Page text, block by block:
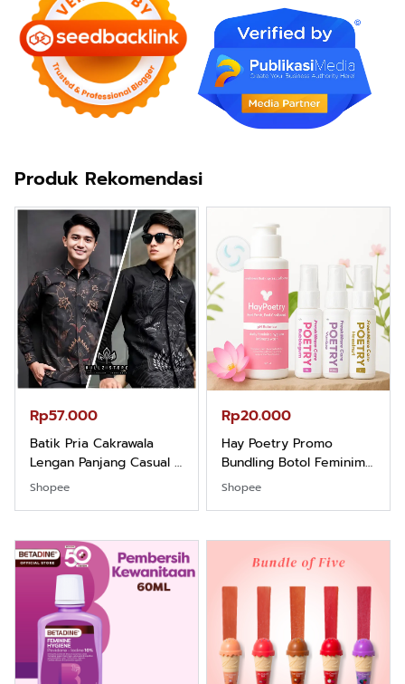
Produk Rekomendasi
Rp57.000
Batik Pria Cakrawala
Lengan Panjang Casual -
Kemeja Batik Pria
Nyaman Kemeja Kerja
Santai Slimfit Formal
Shopee
Rp20.000
Hay Poetry Promo
Bundling Botol Feminim
Care Perawatan
Balance dan Aroma
Bubbelgum Vanilla &
Shopee